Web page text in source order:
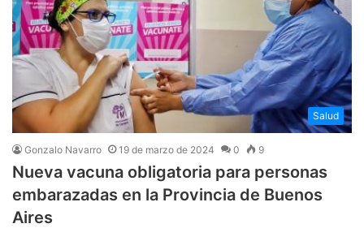
Salud
Gonzalo Navarro 19 de marzo de 2024 0 9
Nueva vacuna obligatoria para personas
embarazadas en la Provincia de Buenos
Aires